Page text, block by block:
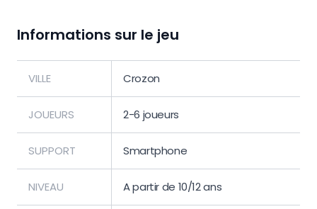
Informations sur le jeu
VILLE Crozon
JOUEURS 2-6 joueurs
SUPPORT Smartphone
NIVEAU A partir de 10/12 ans